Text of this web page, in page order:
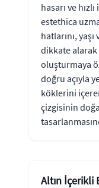
hasarı ve
estethica
hatlarını,
dikkate alarak
oluşturmaya
doğru açıyla
köklerini
çizgisinin
Altın İçerikli